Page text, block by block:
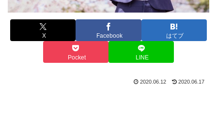
X Facebook はてブ
Pocket LINE
2020.06.12 2020.06.17